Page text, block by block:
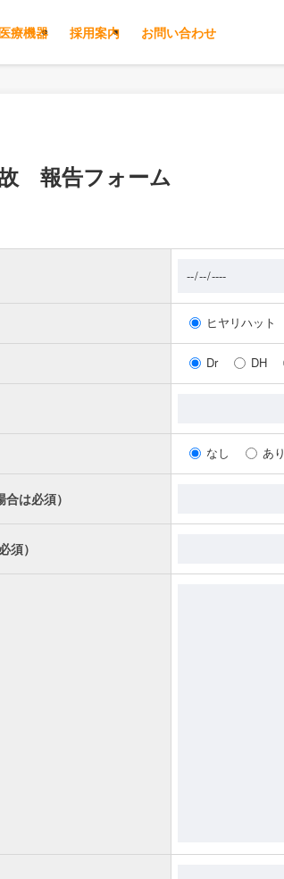
療機器 採用案内 お問い合わせ
報告フォーム
ヒヤリハット
Dr DH
なし あり
は必須）
須）